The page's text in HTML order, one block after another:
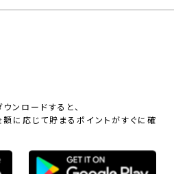
ンロードすると、
に応じて貯まるポイントがすぐに確